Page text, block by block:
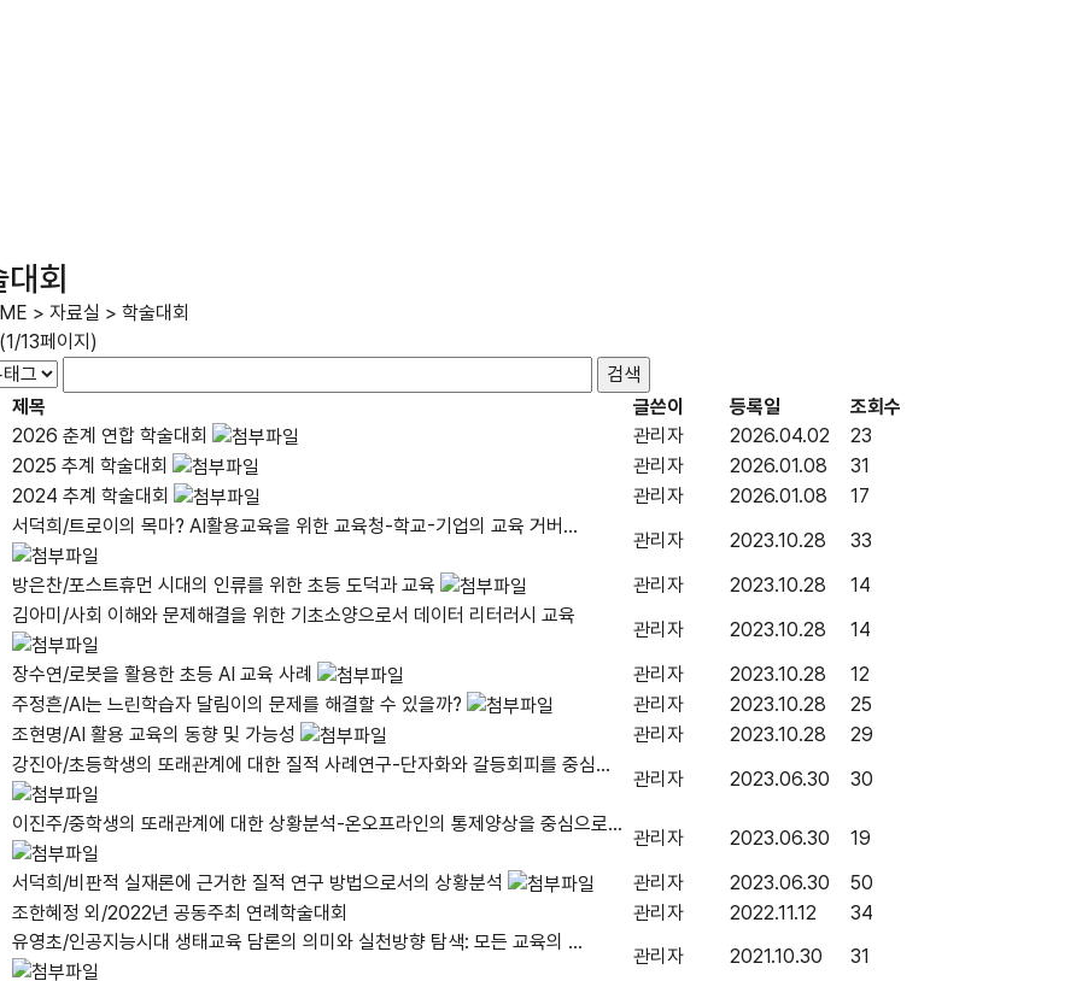
회
> 자료실 > 학술대회
13페이지)
제목 글쓴이 등록일
조회수
2026 춘계 연합 학술대회 관리자 2026.04.02
23
2025 추계 학술대회 관리자 2026.01.08
31
2024 추계 학술대회 관리자 2026.01.08
17
서덕희/트로이의 목마? AI활용교육을 위한 교육청-학교-기업의 교육 거버...
관리자 2023.10.28
33
방은찬/포스트휴먼 시대의 인류를 위한 초등 도덕과 교육 관리자 2023.10.28
14
김아미/사회 이해와 문제해결을 위한 기초소양으로서 데이터 리터러시 교육
관리자 2023.10.28
14
장수연/로봇을 활용한 초등 AI 교육 사례 관리자 2023.10.28
12
주정흔/AI는 느린학습자 달림이의 문제를 해결할 수 있을까? 관리자 2023.10.28
25
조현명/AI 활용 교육의 동향 및 가능성 관리자 2023.10.28
29
강진아/초등학생의 또래관계에 대한 질적 사례연구-단자화와 갈등회피를 중심...
관리자 2023.06.30 30
이진주/중학생의 또래관계에 대한 상황분석-온오프라인의 통제양상을 중심으로...
관리자 2023.06.30
19
서덕희/비판적 실재론에 근거한 질적 연구 방법으로서의 상황분석 관리자 2023.06.30
50
조한혜정 외/2022년 공동주최 연례학술대회 관리자 2022.11.12
34
유영초/인공지능시대 생태교육 담론의 의미와 실천방향 탐색: 모든 교육의 ...
관리자 2021.10.30 31